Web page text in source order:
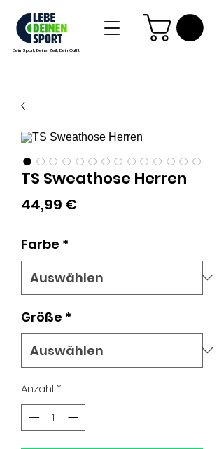
Dein Sport, Deine Zeit, Dein Outfit
TS Sweathose Herren
44,99 €Preis
Farbe *
Größe *
Anzahl *